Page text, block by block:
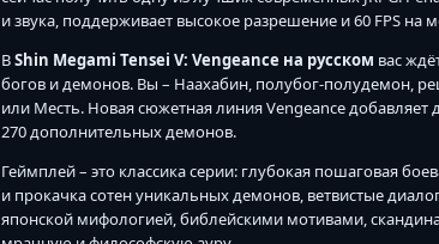
и звука, поддерживает высокое разрешение и 60 FPS
ВShin Megami Tensei V: Vengeance на русском вас
богов и демонов. Вы – Наахабин, полубог-полудемон,
или Месть. Новая сюжетная линия Vengeance добавляет
270 дополнительных демонов.
Геймплей – это классика серии: глубокая пошаговая
и прокачка сотен уникальных демонов, ветвистые
японской мифологией, библейскими мотивами,